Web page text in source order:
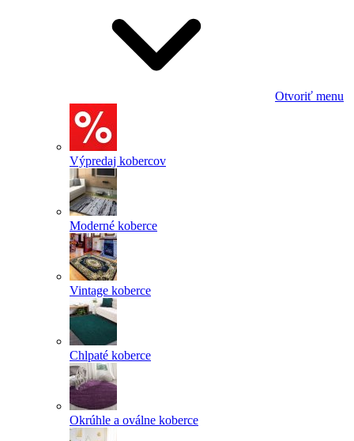
Otvoriť menu
Výpredaj kobercov
Moderné koberce
Vintage koberce
Chlpaté koberce
Okrúhle a oválne koberce